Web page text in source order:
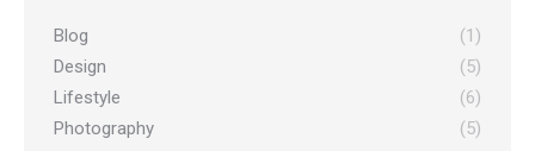
Blog
(1)
Design
(5)
Lifestyle
(6)
Photography
(5)